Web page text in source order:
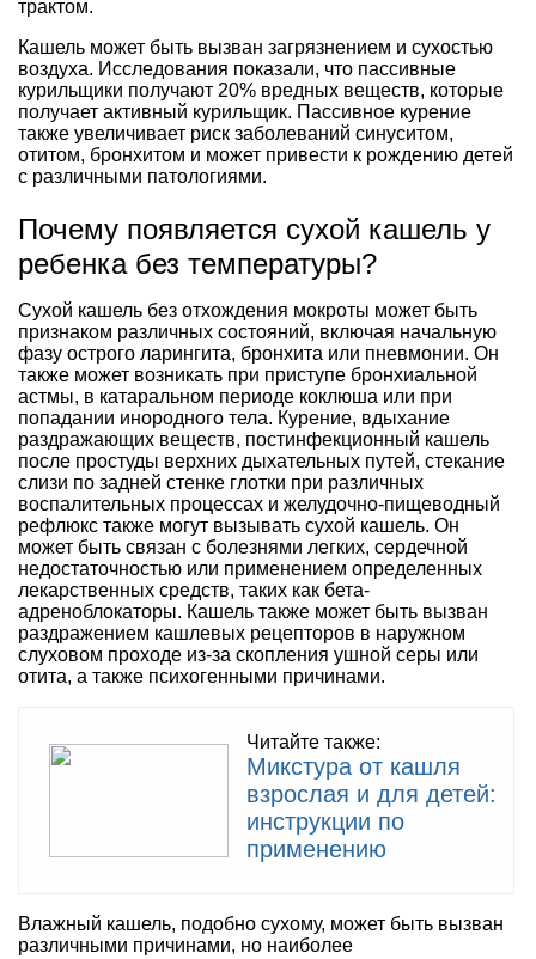
трактом.
Кашель может быть вызван загрязнением и сухостью
воздуха. Исследования показали, что пассивные
курильщики получают 20% вредных веществ, которые
получает активный курильщик. Пассивное курение
также увеличивает риск заболеваний синуситом,
отитом, бронхитом и может привести к рождению детей
с различными патологиями.
Почему появляется сухой кашель у
ребенка без температуры?
Сухой кашель без отхождения мокроты может быть
признаком различных состояний, включая начальную
фазу острого ларингита, бронхита или пневмонии. Он
также может возникать при приступе бронхиальной
астмы, в катаральном периоде коклюша или при
попадании инородного тела. Курение, вдыхание
раздражающих веществ, постинфекционный кашель
после простуды верхних дыхательных путей, стекание
слизи по задней стенке глотки при различных
воспалительных процессах и желудочно-пищеводный
рефлюкс также могут вызывать сухой кашель. Он
может быть связан с болезнями легких, сердечной
недостаточностью или применением определенных
лекарственных средств, таких как бета-
адреноблокаторы. Кашель также может быть вызван
раздражением кашлевых рецепторов в наружном
слуховом проходе из-за скопления ушной серы или
отита, а также психогенными причинами.
Читайте также:
Микстура от кашля
взрослая и для детей:
инструкции по
применению
Влажный кашель, подобно сухому, может быть вызван
различными причинами, но наиболее